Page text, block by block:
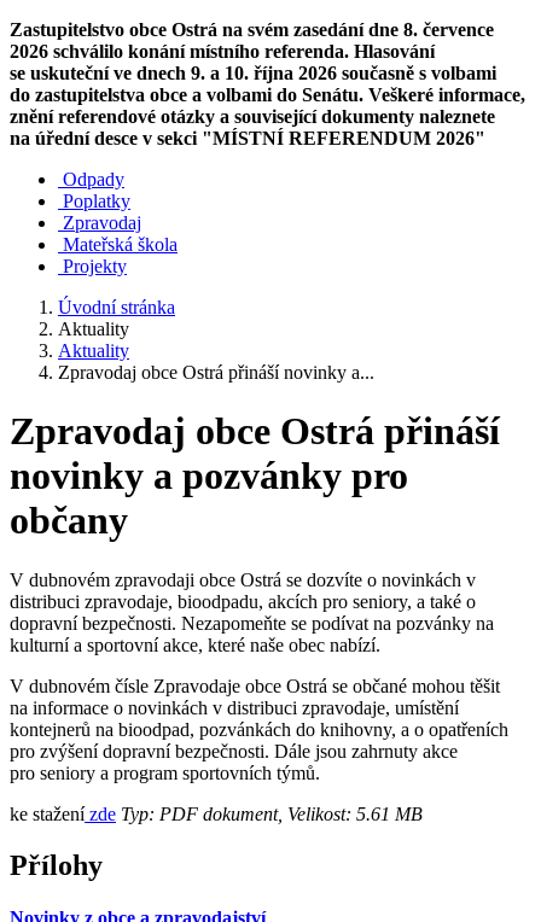
Zastupitelstvo obce Ostrá na svém zasedání dne 8. července
2026 schválilo konání místního referenda. Hlasování
se uskuteční ve dnech 9. a 10. října 2026 současně s volbami
do zastupitelstva obce a volbami do Senátu. Veškeré informace,
znění referendové otázky a související dokumenty naleznete
na úřední desce v sekci "MÍSTNÍ REFERENDUM 2026"
Odpady
Poplatky
Zpravodaj
Mateřská škola
Projekty
Úvodní stránka
Aktuality
Aktuality
Zpravodaj obce Ostrá přináší novinky a...
Zpravodaj obce Ostrá přináší
novinky a pozvánky pro
občany
V dubnovém zpravodaji obce Ostrá se dozvíte o novinkách v
distribuci zpravodaje, bioodpadu, akcích pro seniory, a také o
dopravní bezpečnosti. Nezapomeňte se podívat na pozvánky na
kulturní a sportovní akce, které naše obec nabízí.
V dubnovém čísle Zpravodaje obce Ostrá se občané mohou těšit
na informace o novinkách v distribuci zpravodaje, umístění
kontejnerů na bioodpad, pozvánkách do knihovny, a o opatřeních
pro zvýšení dopravní bezpečnosti. Dále jsou zahrnuty akce
pro seniory a program sportovních týmů.
ke staženízde Typ: PDF dokument, Velikost: 5.61 MB
Přílohy
Novinky z obce a zpravodajství